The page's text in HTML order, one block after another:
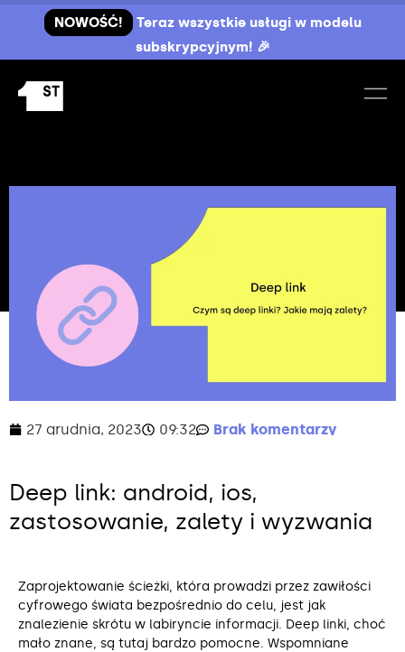
NOWOŚĆ!
Teraz wszystkie usługi w modelu
subskrypcyjnym! 🎉
27 grudnia, 2023 09:32 Brak komentarzy
Deep link: android, ios,
zastosowanie, zalety i wyzwania
Zaprojektowanie ścieżki, która prowadzi przez zawiłości
cyfrowego świata bezpośrednio do celu, jest jak
znalezienie skrótu w labiryncie informacji. Deep linki, choć
mało znane, są tutaj bardzo pomocne. Wspomniane